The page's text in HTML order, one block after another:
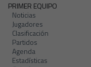
PRIMER EQUIPO
Noticias
Jugadores
Clasificación
Partidos
Agenda
Estadísticas